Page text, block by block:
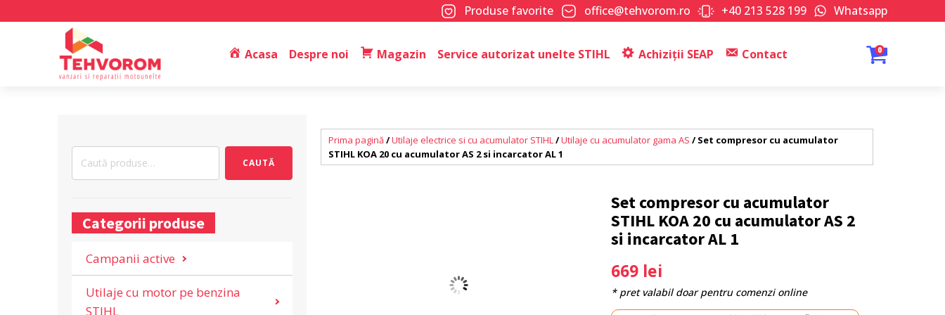
Produse favorite office@tehvorom.ro +40 213 528 199 Whatsapp
Acasa Despre noi Magazin Service autorizat unelte STIHL Achiziții SEAP Contact 0
Caută
CAUTĂ
Categorii produse
Campanii active
Utilaje cu motor pe benzina
STIHL
Prima pagină/Utilaje electrice si cu acumulator STIHL/Utilaje cu acumulator gama AS / Set compresor cu acumulator
STIHL KOA 20 cu acumulator AS 2 si incarcator AL 1
Set compresor cu acumulator
STIHL KOA 20 cu acumulator AS 2
si incarcator AL 1
669 lei
* pret valabil doar pentru comenzi online